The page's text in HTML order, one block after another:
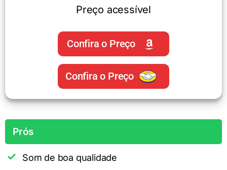
Preço acessível
Confira o Preço
Confira o Preço
Prós
Som de boa qualidade